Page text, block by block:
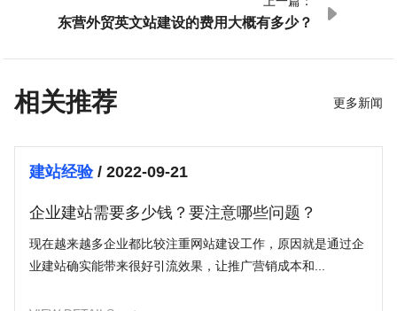
东营外贸英文站建设的费用大概有多少？

相关推荐 更多新闻
建站经验/ 2022-09-21
企业建站需要多少钱？要注意哪些问题？
现在越来越多企业都比较注重网站建设工作，原因就是通过企
业建站确实能带来很好引流效果，让推广营销成本和...